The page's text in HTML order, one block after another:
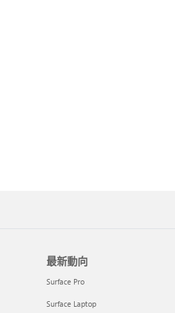
最新動向
Surface Pro
Surface Laptop